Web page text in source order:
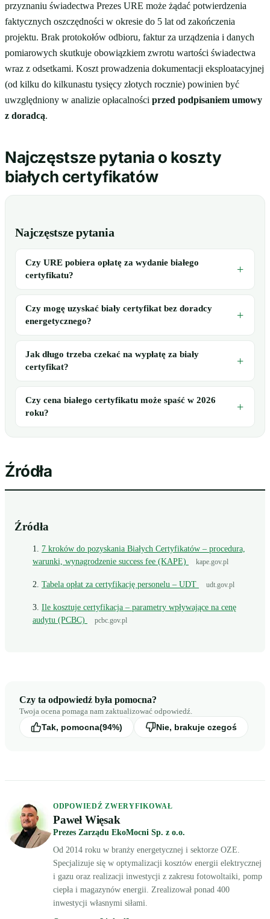
przyznaniu świadectwa Prezes URE może żądać potwierdzenia
faktycznych oszczędności w okresie do 5 lat od zakończenia
projektu. Brak protokołów odbioru, faktur za urządzenia i danych
pomiarowych skutkuje obowiązkiem zwrotu wartości świadectwa
wraz z odsetkami. Koszt prowadzenia dokumentacji eksploatacyjnej
(od kilku do kilkunastu tysięcy złotych rocznie) powinien być
uwzględniony w analizie opłacalności przed podpisaniem umowy
z doradcą.
Najczęstsze pytania o koszty
białych certyfikatów
Najczęstsze pytania
Czy URE pobiera opłatę za wydanie białego
certyfikatu?
Czy mogę uzyskać biały certyfikat bez doradcy
energetycznego?
Jak długo trzeba czekać na wypłatę za biały
certyfikat?
Czy cena białego certyfikatu może spaść w 2026
roku?
Źródła
Źródła
7 kroków do pozyskania Białych Certyfikatów – procedura,
warunki, wynagrodzenie success fee (KAPE)
kape.gov.pl
Tabela opłat za certyfikację personelu – UDT udt.gov.pl
Ile kosztuje certyfikacja – parametry wpływające na cenę
audytu (PCBC)
pcbc.gov.pl
Czy ta odpowiedź była pomocna?
Twoja ocena pomaga nam zaktualizować odpowiedź.
Tak, pomocna(94%) Nie, brakuje czegoś
ODPOWIEDŹ ZWERYFIKOWAŁ
Paweł Więsak
Prezes Zarządu EkoMocni Sp. z o.o.
Od 2014 roku w branży energetycznej i sektorze OZE.
Specjalizuje się w optymalizacji kosztów energii elektrycznej
i gazu oraz realizacji inwestycji z zakresu fotowoltaiki, pomp
ciepła i magazynów energii. Zrealizował ponad 400
inwestycji własnymi siłami.